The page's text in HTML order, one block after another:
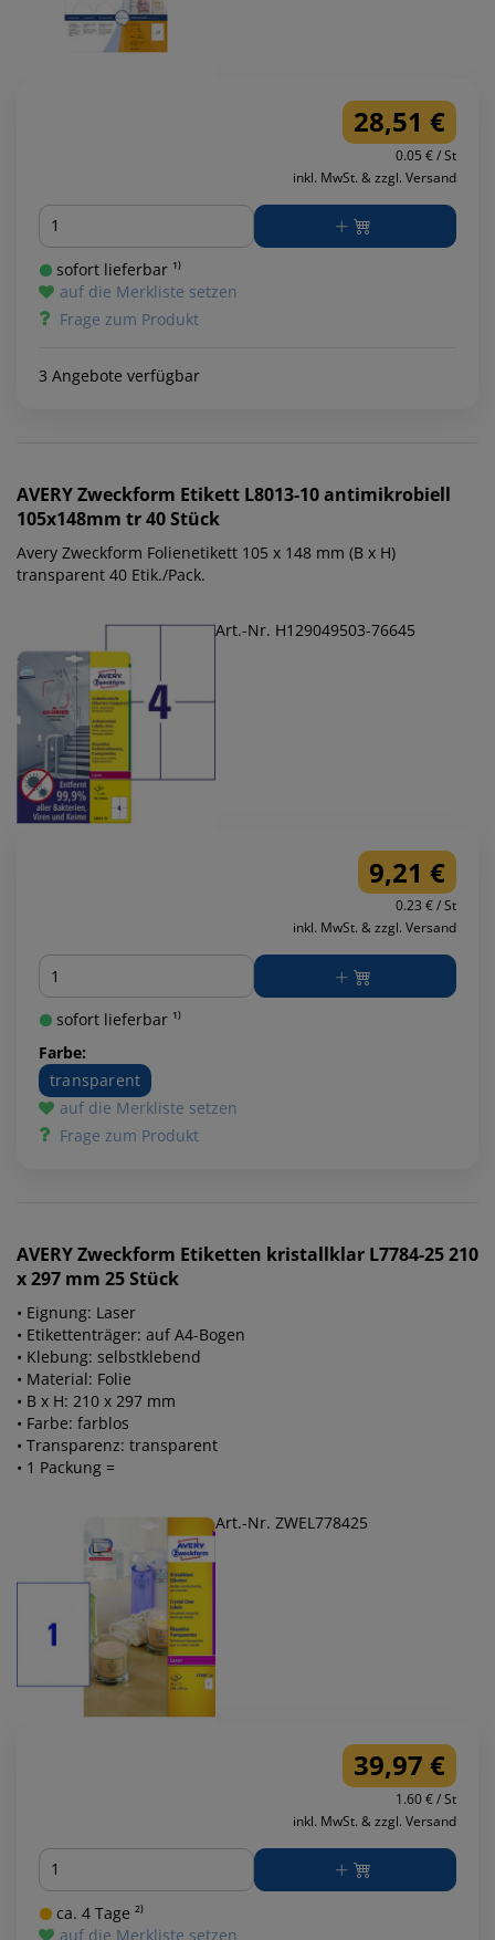
28,51 €
0.05 € / St
inkl. MwSt. & zzgl. Versand
Menge
sofort lieferbar ¹⁾
auf die Merkliste setzen
Frage zum Produkt
3 Angebote verfügbar
AVERY Zweckform Etikett L8013-10 antimikrobiell
105x148mm tr 40 Stück
Avery Zweckform Folienetikett 105 x 148 mm (B x H)
transparent 40 Etik./Pack.
Art.-Nr. H129049503-76645
9,21 €
0.23 € / St
inkl. MwSt. & zzgl. Versand
Menge
sofort lieferbar ¹⁾
Farbe:
transparent
auf die Merkliste setzen
Frage zum Produkt
AVERY Zweckform Etiketten kristallklar L7784-25 210
x 297 mm 25 Stück
• Eignung: Laser
• Etikettenträger: auf A4-Bogen
• Klebung: selbstklebend
• Material: Folie
• B x H: 210 x 297 mm
• Farbe: farblos
• Transparenz: transparent
• 1 Packung =
Art.-Nr. ZWEL778425
39,97 €
1.60 € / St
inkl. MwSt. & zzgl. Versand
Menge
ca. 4 Tage ²⁾
auf die Merkliste setzen